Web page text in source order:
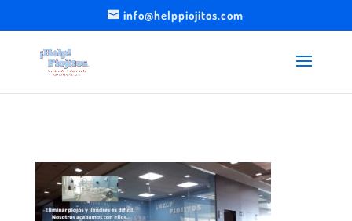
info@helppiojitos.com